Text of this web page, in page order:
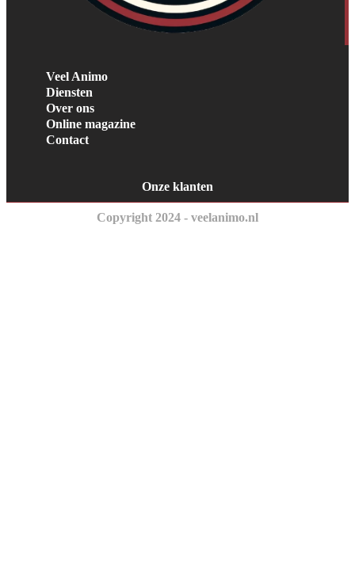
Veel Animo
Diensten
Over ons
Online magazine
Contact
Onze klanten
Copyright 2024 - veelanimo.nl